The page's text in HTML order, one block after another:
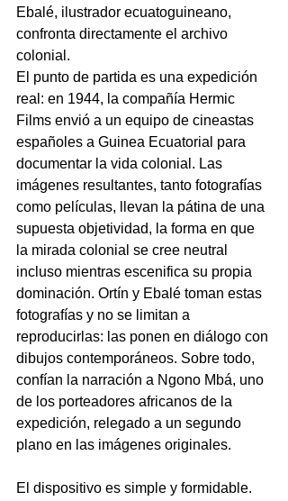
Ebalé, ilustrador ecuatoguineano,
confronta directamente el archivo
colonial.
El punto de partida es una expedición
real: en 1944, la compañía Hermic
Films envió a un equipo de cineastas
españoles a Guinea Ecuatorial para
documentar la vida colonial. Las
imágenes resultantes, tanto fotografías
como películas, llevan la pátina de una
supuesta objetividad, la forma en que
la mirada colonial se cree neutral
incluso mientras escenifica su propia
dominación. Ortín y Ebalé toman estas
fotografías y no se limitan a
reproducirlas: las ponen en diálogo con
dibujos contemporáneos. Sobre todo,
confían la narración a Ngono Mbá, uno
de los porteadores africanos de la
expedición, relegado a un segundo
plano en las imágenes originales.
El dispositivo es simple y formidable.